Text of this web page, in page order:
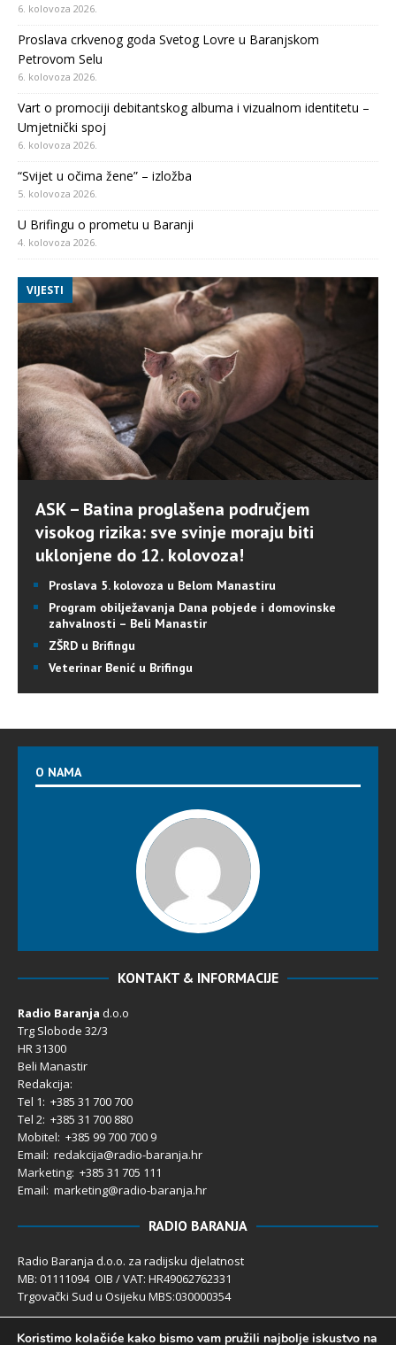
6. kolovoza 2026.
Proslava crkvenog goda Svetog Lovre u Baranjskom
Petrovom Selu
6. kolovoza 2026.
Vart o promociji debitantskog albuma i vizualnom identitetu –
Umjetnički spoj
6. kolovoza 2026.
“Svijet u očima žene” – izložba
5. kolovoza 2026.
U Brifingu o prometu u Baranji
4. kolovoza 2026.
VIJESTI
ASK – Batina proglašena područjem
visokog rizika: sve svinje moraju biti
uklonjene do 12. kolovoza!
Proslava 5. kolovoza u Belom Manastiru
Program obilježavanja Dana pobjede i domovinske
zahvalnosti – Beli Manastir
ZŠRD u Brifingu
Veterinar Benić u Brifingu
O NAMA
KONTAKT & INFORMACIJE
Radio Baranja d.o.o
Trg Slobode 32/3
HR 31300
Beli Manastir
Redakcija:
Tel 1: +385 31 700 700
Tel 2: +385 31 700 880
Mobitel: +385 99 700 700 9
Email: redakcija@radio-baranja.hr
Marketing: +385 31 705 111
Email: marketing@radio-baranja.hr
RADIO BARANJA
Radio Baranja d.o.o. za radijsku djelatnost
MB: 01111094 OIB / VAT: HR49062762331
Trgovački Sud u Osijeku MBS:030000354
Temeljni kapital 2.600,00 € uplaćen u cijelosti
Koristimo kolačiće kako bismo vam pružili najbolje iskustvo na